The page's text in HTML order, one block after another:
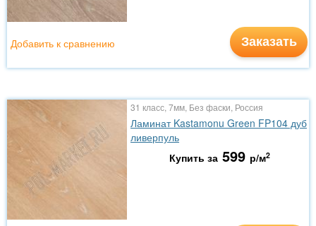
Заказать
Добавить к сравнению
31 класс, 7мм, Без фаски, Россия
Ламинат Kastamonu Green FP104 дуб
ливерпуль
Купить за 599 р/м2